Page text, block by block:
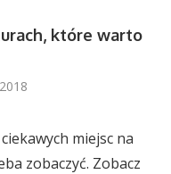
które warto
miejsc na
zobaczyć. Zobacz